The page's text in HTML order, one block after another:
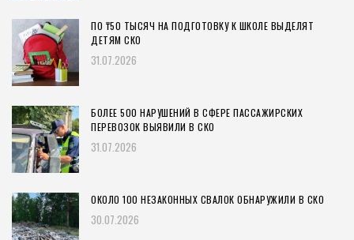
ПО ₸50 ТЫСЯЧ НА ПОДГОТОВКУ К ШКОЛЕ ВЫДЕЛЯТ
ДЕТЯМ СКО
31.07.2026
БОЛЕЕ 500 НАРУШЕНИЙ В СФЕРЕ ПАССАЖИРСКИХ
ПЕРЕВОЗОК ВЫЯВИЛИ В СКО
31.07.2026
ОКОЛО 100 НЕЗАКОННЫХ СВАЛОК ОБНАРУЖИЛИ В СКО
30.07.2026